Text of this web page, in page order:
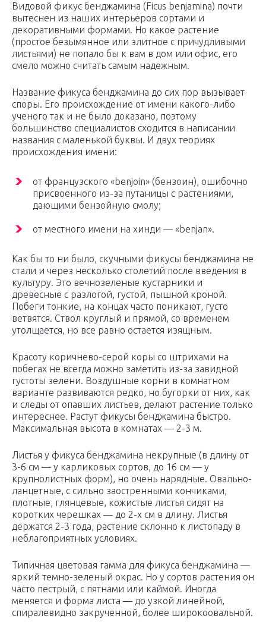
Видовой фикус бенджамина (Ficus benjamina) почти
вытеснен из наших интерьеров сортами и
декоративными формами. Но какое растение
(простое безымянное или элитное с причудливыми
листьями) не попало бы к вам в дом или офис, его
смело можно считать самым надежным.
Название фикуса бенджамина до сих пор вызывает
споры. Его происхождение от имени какого-либо
ученого так и не было доказано, поэтому
большинство специалистов сходится в написании
названия с маленькой буквы. И двух теориях
происхождения имени:
от французского «benjoin» (бензоин), ошибочно
присвоенного из-за путаницы с растениями,
дающими бензойную смолу;
от местного имени на хинди — «benjan».
Как бы то ни было, скучными фикусы бенджамина не
стали и через несколько столетий после введения в
культуру. Это вечнозеленые кустарники и
древесные с разлогой, густой, пышной кроной.
Побеги тонкие, на концах часто поникают, густо
ветвятся. Ствол круглый и прямой, со временем
утолщается, но все равно остается изящным.
Красоту коричнево-серой коры со штрихами на
побегах не всегда можно заметить из-за завидной
густоты зелени. Воздушные корни в комнатном
варианте развиваются редко, но бугорки от них, как
и следы от опавших листьев, делают растение только
интереснее. Растут фикусы бенджамина быстро.
Максимальная высота в комнатах — 2-3 м.
Листья у фикуса бенджамина некрупные (в длину от
3-6 см — у карликовых сортов, до 16 см — у
крупнолистных форм), но очень нарядные. Овально-
ланцетные, с сильно заостренными кончиками,
плотные, глянцевые, кожистые листья сидят на
коротких черешках — до 2-х см в длину. Листья
держатся 2-3 года, растение склонно к листопаду в
неблагоприятных условиях.
Типичная цветовая гамма для фикуса бенджамина —
яркий темно-зеленый окрас. Но у сортов растения он
часто пестрый, с пятнами или каймой. Иногда
меняется и форма листа — до узкой линейной,
спиралевидно закрученной, более широкоовальной.